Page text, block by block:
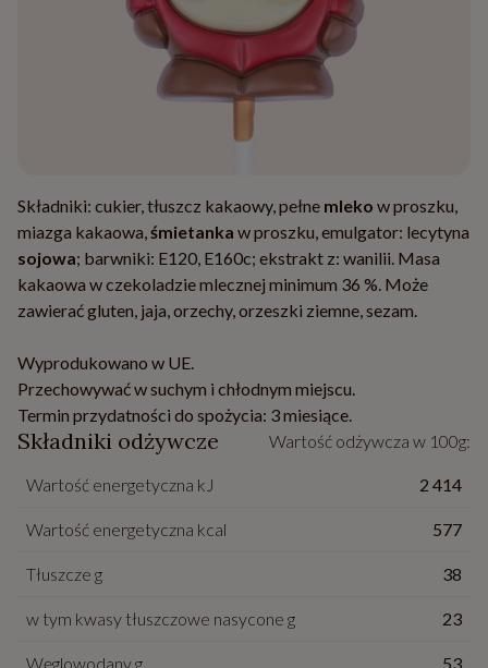
Składniki: cukier, tłuszcz kakaowy, pełne mleko w proszku,
miazga kakaowa,śmietanka w proszku, emulgator: lecytyna
sojowa; barwniki: E120, E160c; ekstrakt z: wanilii. Masa
kakaowa w czekoladzie mlecznej minimum 36 %. Może
zawierać gluten, jaja, orzechy, orzeszki ziemne, sezam.
Wyprodukowano w UE.
Przechowywać w suchym i chłodnym miejscu.
Termin przydatności do spożycia: 3 miesiące.
Składniki odżywcze Wartość odżywcza w 100g:
Wartość energetyczna kJ 2 414
Wartość energetyczna kcal 577
Tłuszcze g 38
w tym kwasy tłuszczowe nasycone g 23
Węglowodany g 53